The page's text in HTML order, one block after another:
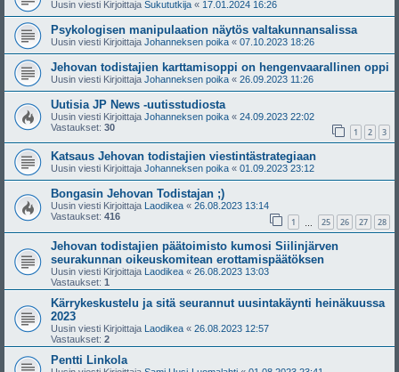
Uusin viesti Kirjoittaja Sukututkija « 17.01.2024 16:26
Psykologisen manipulaation näytös valtakunnansalissa
Uusin viesti Kirjoittaja Johanneksen poika « 07.10.2023 18:26
Jehovan todistajien karttamisoppi on hengenvaarallinen oppi
Uusin viesti Kirjoittaja Johanneksen poika « 26.09.2023 11:26
Uutisia JP News -uutisstudiosta
Uusin viesti Kirjoittaja Johanneksen poika « 24.09.2023 22:02
Vastaukset: 30 1 2 3
Katsaus Jehovan todistajien viestintästrategiaan
Uusin viesti Kirjoittaja Johanneksen poika « 01.09.2023 23:12
Bongasin Jehovan Todistajan ;)
Uusin viesti Kirjoittaja Laodikea « 26.08.2023 13:14
Vastaukset: 416 1 25 26 27 28
Jehovan todistajien päätoimisto kumosi Siilinjärven
seurakunnan oikeuskomitean erottamispäätöksen
Uusin viesti Kirjoittaja Laodikea « 26.08.2023 13:03
Vastaukset: 1
Kärrykeskustelu ja sitä seurannut uusintakäynti heinäkuussa
2023
Uusin viesti Kirjoittaja Laodikea « 26.08.2023 12:57
Vastaukset: 2
Pentti Linkola